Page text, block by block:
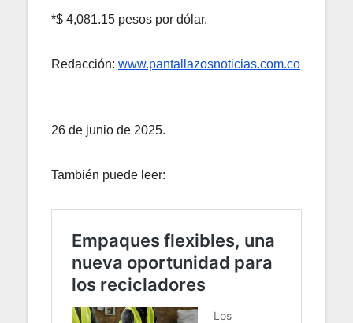
*$ 4,081.15 pesos por dólar.
Redacción: www.pantallazosnoticias.com.co
26 de junio de 2025.
También puede leer: